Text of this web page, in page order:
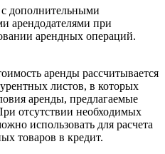
с дополнительными
арендодателями при
арендных операций.
аренды рассчитывается
листов, в которых
аренды, предлагаемые
отсутствии необходимых
использовать для расчета
товаров в кредит.